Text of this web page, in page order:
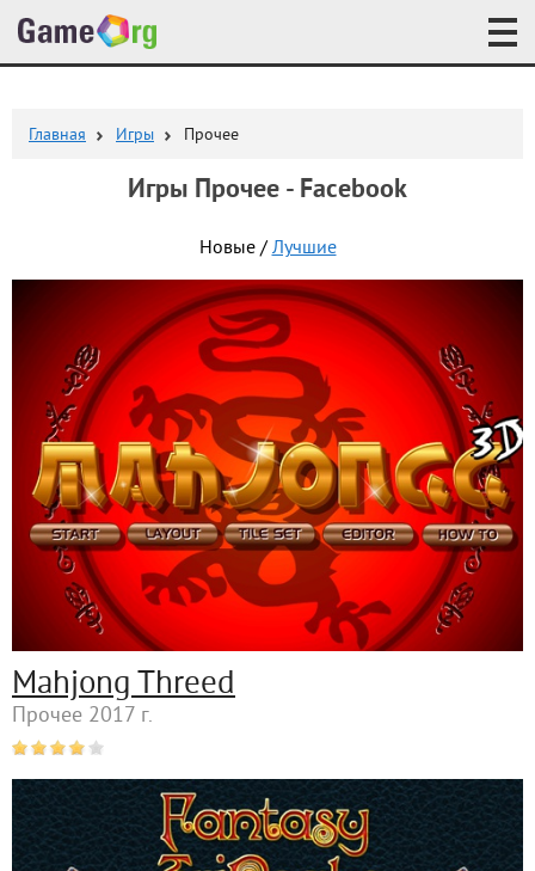
Главная Игры Прочее
Игры Прочее - Facebook
Новые /Лучшие
Mahjong Threed
Прочее 2017 г.